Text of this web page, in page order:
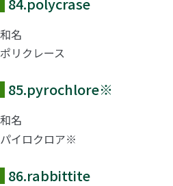
和名
ポリクレース
85.pyrochlore※
和名
パイロクロア※
86.rabbittite